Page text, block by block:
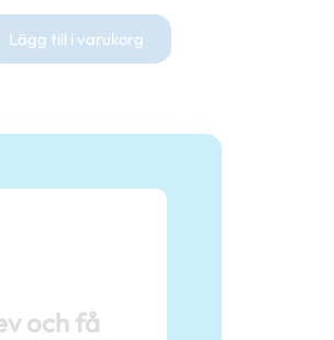
Lägg till i varukorg
och få